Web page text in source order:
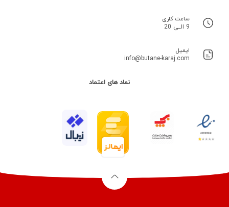
ساعت کاری
9 الــی 20
ایمیل
info@butane-karaj.com
نماد های اعتماد